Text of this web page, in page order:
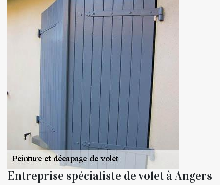
Entreprise spécialiste de volet à Angers